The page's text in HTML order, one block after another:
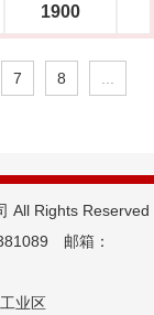
1900
7 8
All Rights Reserved
邮箱：
业区